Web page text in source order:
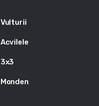
Vulturii
Acvilele
3x3
Monden